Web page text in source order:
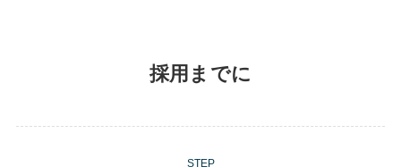
採用までに
STEP